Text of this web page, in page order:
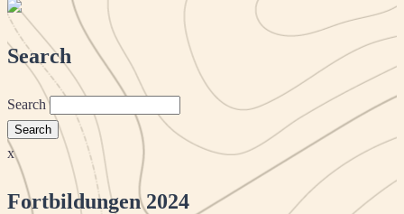
Search
Search
x
Fortbildungen 2024